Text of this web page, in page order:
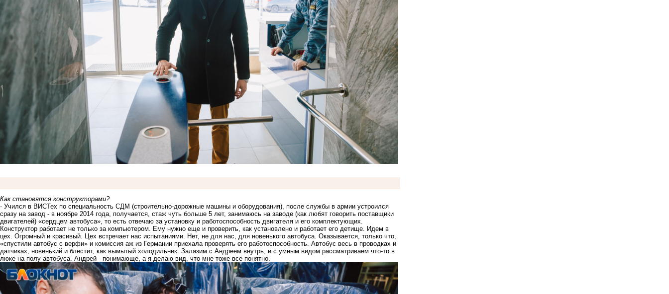
Как становятся конструкторами?
- Учился в ВИСТех по специальность СДМ (строительно-дорожные машины и оборудования), после службы в армии устроился
сразу на завод - в ноябре 2014 года, получается, стаж чуть больше 5 лет, занимаюсь на заводе (как любят говорить поставщики
двигателей) «сердцем автобуса», то есть отвечаю за установку и работоспособность двигателя и его комплектующих.
Конструктор работает не только за компьютером. Ему нужно еще и проверить, как установлено и работает его детище. Идем в
цех. Огромный и красивый. Цех встречает нас испытаниями. Нет, не для нас, для новенького автобуса. Оказывается, только что,
«спустили автобус с верфи» и комиссия аж из Германии приехала проверять его работоспособность. Автобус весь в проводках и
датчиках, новенький и блестит, как вымытый холодильник. Залазим с Андреем внутрь, и с умным видом рассматриваем что-то в
люке на полу автобуса. Андрей - понимающе, а я делаю вид, что мне тоже все понятно.